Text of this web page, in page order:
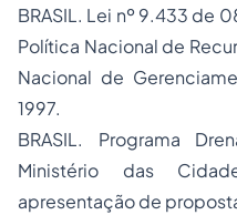
BRASIL. Lei nº 9.433 de
Política Nacional de
Nacional de
1997.
BRASIL. Programa
Ministério das
apresentação de